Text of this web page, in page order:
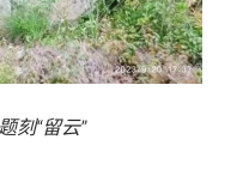
刻“留云”